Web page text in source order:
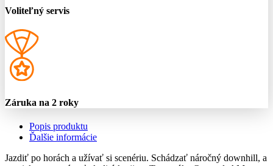
Voliteľný servis
Záruka na 2 roky
Popis produktu
Ďalšie informácie
Jazdiť po horách a užívať si scenériu. Schádzať náročný downhill, a